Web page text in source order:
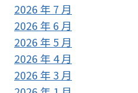
2026 年 7 月
2026 年 6 月
2026 年 5 月
2026 年 4 月
2026 年 3 月